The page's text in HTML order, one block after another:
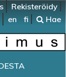
Rekisteröidy
en fi Hae